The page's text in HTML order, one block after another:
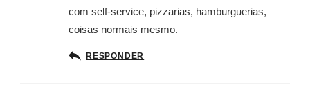
com self-service, pizzarias, hamburguerias,
coisas normais mesmo.
RESPONDER